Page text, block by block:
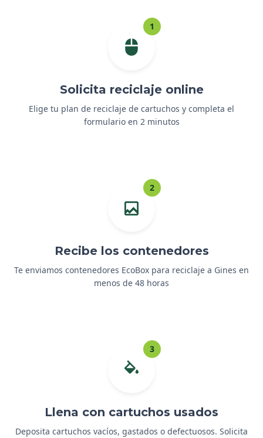
1
Solicita reciclaje online
Elige tu plan de reciclaje de cartuchos y completa el
formulario en 2 minutos
2
Recibe los contenedores
Te enviamos contenedores EcoBox para reciclaje a Gines en
menos de 48 horas
3
Llena con cartuchos usados
Deposita cartuchos vacíos, gastados o defectuosos. Solicita